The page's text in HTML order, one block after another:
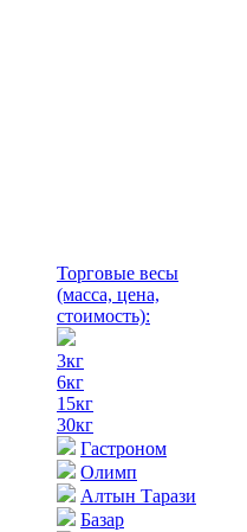
Торговые весы
(масса, цена,
стоимость):
3кг
6кг
15кг
30кг
Гастроном
Олимп
Алтын Тарази
Базар